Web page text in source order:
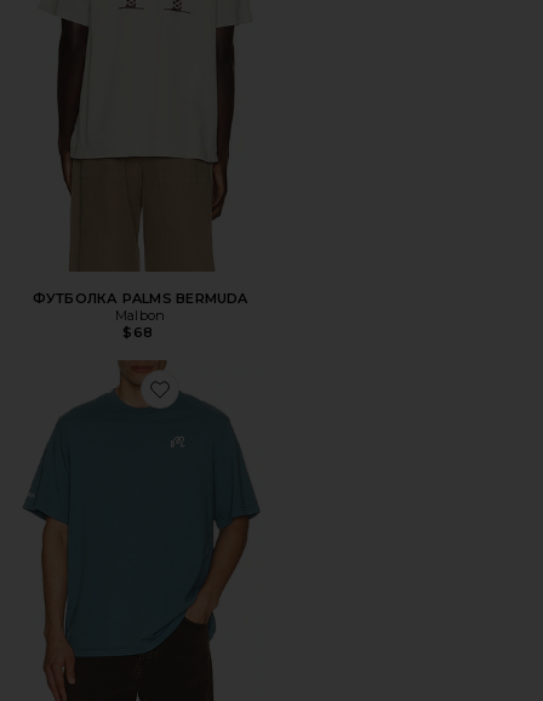
ФУТБОЛКА PALMS BERMUDA
Malbon
$68
Favorite ФУТБОЛКА BERMUDA